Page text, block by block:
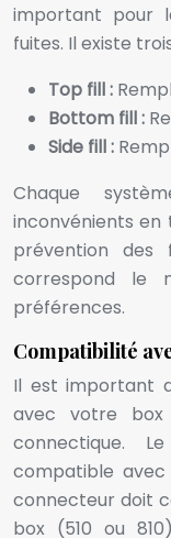
important pour
fuites. Il existe
Top fill :
Bottom fill :
Side fill :
Chaque
inconvénients en
prévention des
correspond le
préférences.
Compatibilité
Il est important
avec votre
connectique.
compatible
connecteur doit
box (510 ou